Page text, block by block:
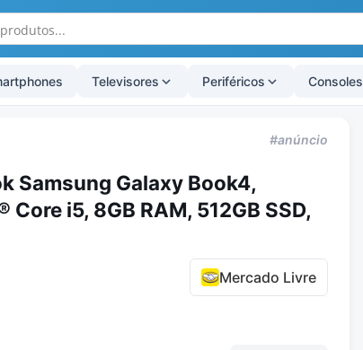
Televisores Periféricos Consoles
#anúncio
Samsung Galaxy Book4,
i5, 8GB RAM, 512GB SSD,
Mercado Livre